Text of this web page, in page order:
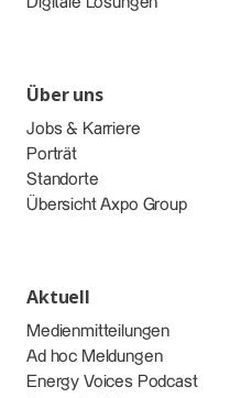
Über uns
Jobs & Karriere
Porträt
Standorte
Übersicht Axpo Group
Aktuell
Medienmitteilungen
Ad hoc Meldungen
Energy Voices Podcast